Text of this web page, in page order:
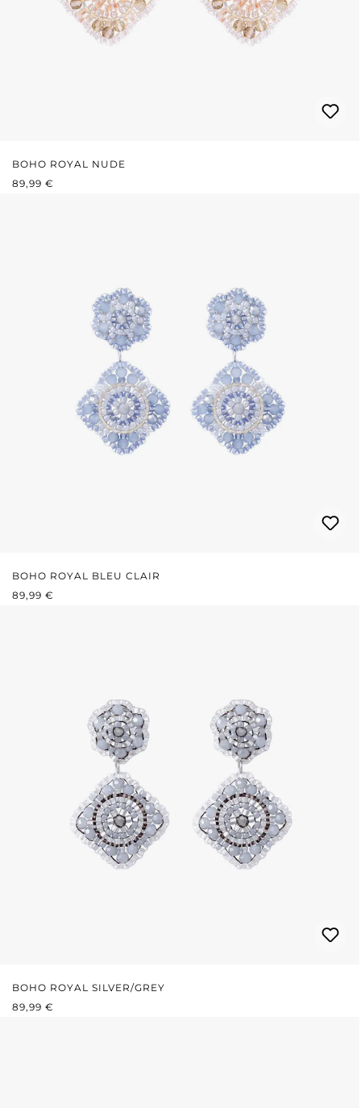
BOHO ROYAL NUDE
PRIX RÉGULIER :
89,99 €
BOHO ROYAL BLEU CLAIR
PRIX RÉGULIER :
89,99 €
BOHO ROYAL SILVER/GREY
PRIX RÉGULIER :
89,99 €